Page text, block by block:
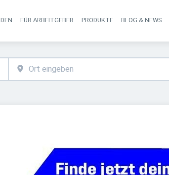
Haupt-Navigation
FÜR ARBEITGEBER PRODUKTE BLOG & NEWS